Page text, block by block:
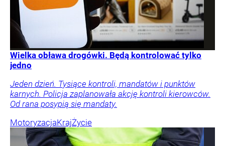
Wielka obława drogówki. Będą kontrolować tylko
jedno
Jeden dzień. Tysiące kontroli, mandatów i punktów
karnych. Policja zaplanowała akcję kontroli kierowców.
Od rana posypią się mandaty.
MotoryzacjaKrajŻycie